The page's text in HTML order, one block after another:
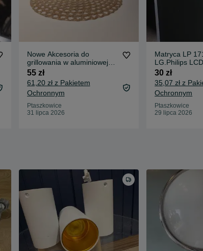
Nowe Akcesoria do
grillowania w aluminiowej
walizce
55 zł
61,20 zł z Pakietem
Ochronnym
Ptaszkowice
31 lipca 2026
Matryca LP
LG.Philips LCD
30 zł
35,07 zł z
Ochronnym
Ptaszkowice
29 lipca 2026